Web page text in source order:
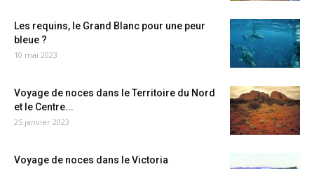
Les requins, le Grand Blanc pour une peur
bleue ?
10 mai 2023
Voyage de noces dans le Territoire du Nord
et le Centre...
25 janvier 2023
Voyage de noces dans le Victoria